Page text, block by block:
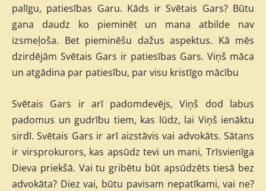
palīgu, patiesības Garu. Kāds ir Svētais Gars? Būtu
gana daudz ko pieminēt un mana atbilde nav
izsmeļoša. Bet pieminēšu dažus aspektus. Kā mēs
dzirdējām Svētais Gars ir patiesības Gars. Viņš māca
un atgādina par patiesību, par visu kristīgo mācību
Svētais Gars ir arī padomdevējs, Viņš dod labus
padomus un gudrību tiem, kas lūdz, lai Viņš ienāktu
sirdī. Svētais Gars ir arī aizstāvis vai advokāts. Sātans
ir virsprokurors, kas apsūdz tevi un mani, Trīsvienīga
Dieva priekšā. Vai tu gribētu būt apsūdzēts tiesā bez
advokāta? Diez vai, būtu pavisam nepatīkami, vai ne?